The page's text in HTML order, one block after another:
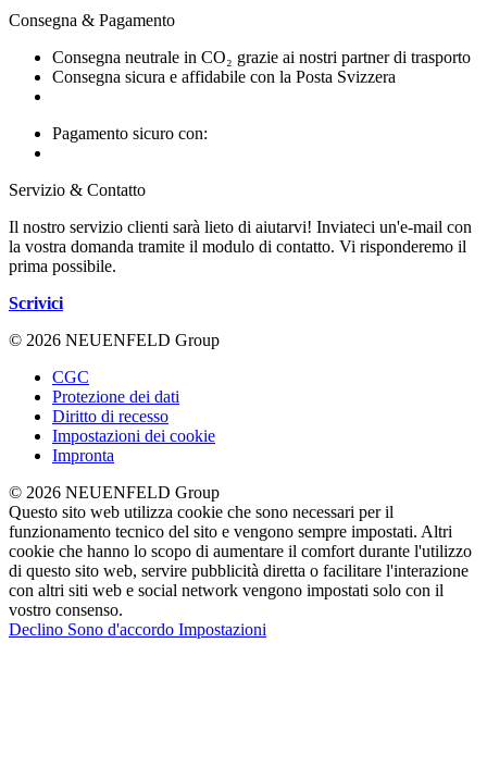
Consegna & Pagamento
Consegna neutrale in CO₂ grazie ai nostri partner di trasporto
Consegna sicura e affidabile con la Posta Svizzera
Pagamento sicuro con:
Servizio & Contatto
Il nostro servizio clienti sarà lieto di aiutarvi! Inviateci un'e-mail con
la vostra domanda tramite il modulo di contatto. Vi risponderemo il
prima possibile.
Scrivici
© 2026 NEUENFELD Group
CGC
Protezione dei dati
Diritto di recesso
Impostazioni dei cookie
Impronta
© 2026 NEUENFELD Group
Questo sito web utilizza cookie che sono necessari per il
funzionamento tecnico del sito e vengono sempre impostati. Altri
cookie che hanno lo scopo di aumentare il comfort durante l'utilizzo
di questo sito web, servire pubblicità diretta o facilitare l'interazione
con altri siti web e social network vengono impostati solo con il
vostro consenso.
Declino Sono d'accordo Impostazioni